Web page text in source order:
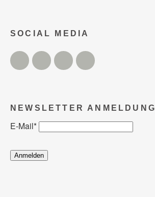
SOCIAL MEDIA
Twitter FacebookInstagram
NEWSLETTER ANMELDUNG
E-Mail*